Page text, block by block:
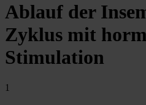
Ablauf der
Zyklus mit
Stimulation
1